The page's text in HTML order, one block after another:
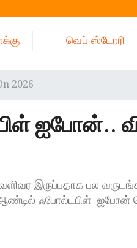
வெப் ஸ்டோரி
2026
ஐபோன்..
இருப்பதாக பல
ஃபோல்டபிள் ஐபோன்